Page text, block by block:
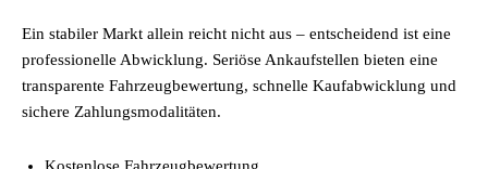
Ein stabiler Markt allein reicht nicht aus – entscheidend ist eine
professionelle Abwicklung. Seriöse Ankaufstellen bieten eine
transparente Fahrzeugbewertung, schnelle Kaufabwicklung und
sichere Zahlungsmodalitäten.